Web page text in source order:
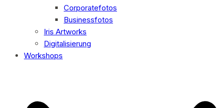
Corporatefotos
Businessfotos
Iris Artworks
Digitalisierung
Workshops